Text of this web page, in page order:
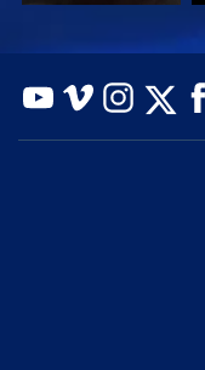
בדוק את הסדרה